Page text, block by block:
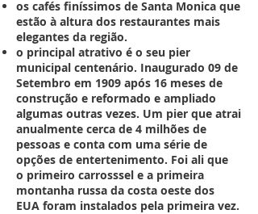
os cafés finíssimos de Santa Monica que
estão à altura dos restaurantes mais
elegantes da região.
o principal atrativo é o seu pier
municipal centenário. Inaugurado 09 de
Setembro em 1909 após 16 meses de
construção e reformado e ampliado
algumas outras vezes. Um pier que atrai
anualmente cerca de 4 milhões de
pessoas e conta com uma série de
opções de entertenimento. Foi ali que
o primeiro carrosssel e a primeira
montanha russa da costa oeste dos
EUA foram instalados pela primeira vez.